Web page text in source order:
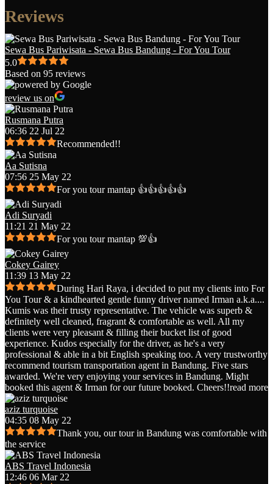
Reviews
Sewa Bus Pariwisata - Sewa Bus Bandung - For You Tour
5.0
Based on 95 reviews
review us on
Rusmana Putra
06:36 22 Jul 22
Recommended!!
Aa Sutisna
07:56 25 May 22
For you tour mantap 👍👍👍👍👍
Adi Suryadi
11:21 21 May 22
For you tour mantap 💯👍
Cokey Gairey
11:39 13 May 22
During Hari Raya, i decided to put my clients into For
You Tour & a kindhearted gentle funny driver named Irman a.k.a....
Kumis was their trusty representative. The vehicle was superb &
definitely well cleaned, fragrant & comfortable as well. All my
clients were very pleasant & filling their bucket list of good
experience. Kudos especially for the driver, as he's a very
professional & able in a bit English speaking too. A very trustworthy
recommend tourism transportation agent in Bandung. Five stars
awarded. We're very enjoying your services in Bandung. Might
booked this agent & Irman for our future booked. Cheers!!read more
aziz turquoise
04:35 08 May 22
Thank you, our tour in Bandung was comfortable with
the service
ABS Travel Indonesia
12:46 06 Mar 22